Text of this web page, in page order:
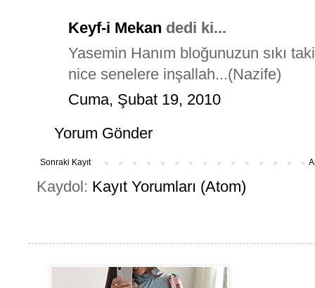
Keyf-i Mekan dedi ki...
Yasemin Hanım bloğunuzun sıkı
nice senelere inşallah...(Nazife)
Cuma, Şubat 19, 2010
Yorum Gönder
Sonraki Kayıt
Kaydol: Kayıt Yorumları (Atom)